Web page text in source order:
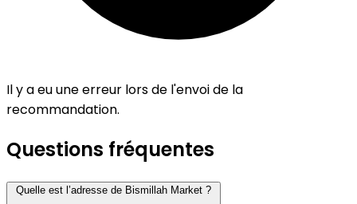
Il y a eu une erreur lors de l'envoi de la
recommandation.
Questions fréquentes
Quelle est l’adresse de Bismillah Market ?